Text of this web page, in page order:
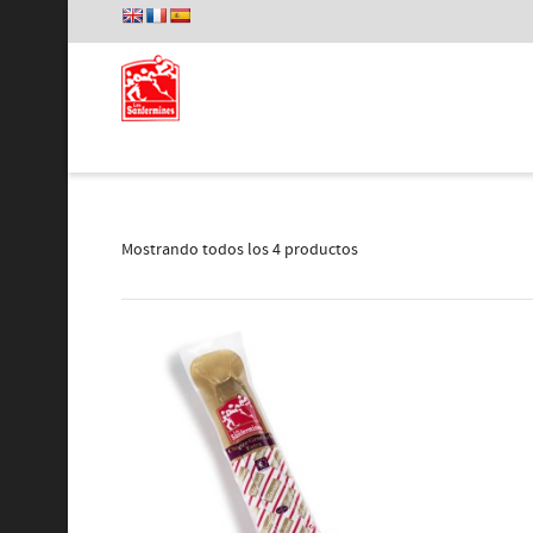
Mostrando todos los 4 productos